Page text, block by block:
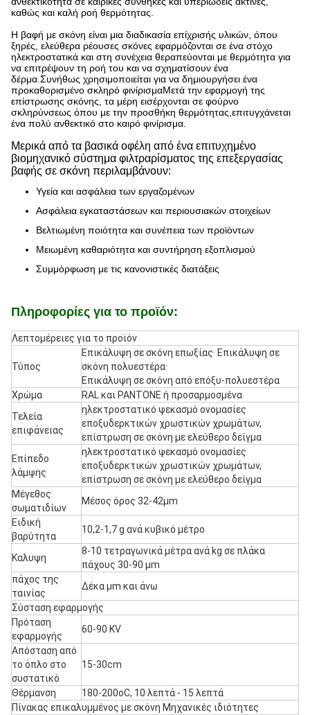
καθώς και καλή ροή θερμότητας.
Η βαφή με σκόνη είναι μια διαδικασία επίχρισής υλικών, όπου
ξηρές, ελεύθερα ρέουσες σκόνες εφαρμόζονται σε ένα στόχο
ηλεκτροστατικά και στη συνέχεια θεραπεύονται με θερμότητα για
να επιτρέψουν τη ροή του και να σχηματίσουν ένα
δέρμα.Συνήθως χρησιμοποιείται για να δημιουργήσει ένα
προκαθορισμένο σκληρό φινίρισμαΜετά την εφαρμογή της
επίστρωσης σκόνης, τα μέρη εισέρχονται σε φούρνο
σκληρύνσεως όπου με την προσθήκη θερμότητας,επιτυγχάνεται
ένα πολύ ανθεκτικό στο καιρό φινίρισμα.
Μερικά από τα βασικά οφέλη από ένα επιτυχημένο
βιομηχανικό σύστημα φιλτραρίσματος της επεξεργασίας
βαφής σε σκόνη περιλαμβάνουν:
Υγεία και ασφάλεια των εργαζομένων
Ασφάλεια εγκαταστάσεων και περιουσιακών στοιχείων
Βελτιωμένη ποιότητα και συνέπεια των προϊόντων
Μειωμένη καθαριότητα και συντήρηση εξοπλισμού
Συμμόρφωση με τις κανονιστικές διατάξεις
Πληροφορίες για το προϊόν:
Λεπτομέρειες για το προϊόν
Τύπος
Επικάλυψη σε σκόνη επωξίας· Επικάλυψη σε
σκόνη πολυεστέρα·
Επικάλυψη σε σκόνη από επόξυ-πολυεστέρα
Χρώμα
RAL και PANTONE ή προσαρμοσμένα
Τελεία
επιφάνειας
ηλεκτροστατικό ψεκασμό ονομασίες
εποξυδερκτικών χρωστικών χρωμάτων,
επίστρωση σε σκόνη με ελεύθερο δείγμα
Επίπεδο
λάμψης
ηλεκτροστατικό ψεκασμό ονομασίες
εποξυδερκτικών χρωστικών χρωμάτων,
επίστρωση σε σκόνη με ελεύθερο δείγμα
Μέγεθος
σωματιδίων
Μέσος όρος 32-42μm
Ειδική
βαρύτητα
10,2-1,7 g ανά κυβικό μέτρο
Καλυψη
8-10 τετραγωνικά μέτρα ανά kg σε πλάκα
πάχους 30-90 μm
πάχος της
ταινίας
Δέκα μm και άνω
Σύσταση εφαρμογής
Πρόταση
εφαρμογής
60-90 KV
Απόσταση από
το όπλο στο
συστατικό
15-30cm
Θέρμανση
180-200oC, 10 λεπτά - 15 λεπτά
Πίνακας επικαλυμμένος με σκόνη Μηχανικές ιδιότητες